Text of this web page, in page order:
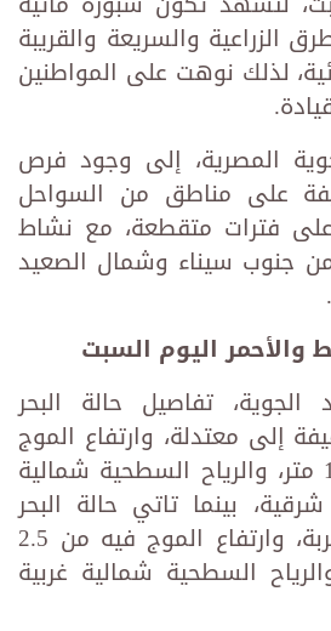
الزراعية والسريعة والقريبة
لذلك نوهت على المواطنين
المصرية، إلى وجود فرص
على مناطق من السواحل
على فترات متقطعة، مع نشاط
جنوب سيناء وشمال الصعيد
والأحمر اليوم السبت
الجوية، تفاصيل حالة البحر
إلى معتدلة، وارتفاع الموج
فيه من متر إلى 1.5 متر، والرياح السطحية شمالية
بينما تاتي حالة البحر
الأحمر لتكون مضطربة، وارتفاع الموج فيه من 2.5
متر، والرياح السطحية شمالية غربية